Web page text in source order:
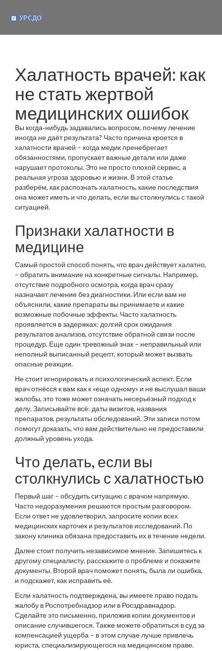
Халатность врачей: как
не стать жертвой
медицинских ошибок
Вы когда‑нибудь задавались вопросом, почему лечение
иногда не даёт результата? Часто причина кроется в
халатности врачей – когда медик пренебрегает
обязанностями, пропускает важные детали или даже
нарушает протоколы. Это не просто плохой сервис, а
реальная угроза здоровью и жизни. В этой статье
разберём, как распознать халатность, какие последствия
она может иметь и что делать, если вы столкнулись с такой
ситуацией.
Признаки халатности в
медицине
Самый простой способ понять, что врач действует халатно,
– обратить внимание на конкретные сигналы. Например,
отсутствие подробного осмотра, когда врач сразу
назначает лечение без диагностики. Или если вам не
объяснили, какие препараты вы принимаете и какие
возможные побочные эффекты. Часто халатность
проявляется в задержках: долгий срок ожидания
результатов анализов, отсутствие обратной связи после
процедур. Еще один тревожный знак – неправильный или
неполный выписанный рецепт, который может вызвать
опасные реакции.
Не стоит игнорировать и психологический аспект. Если
врач отнёсся к вам как к «еще одному» и не выслушал ваши
жалобы, это тоже может означать несерьёзный подход к
делу. Записывайте всё: даты визитов, названия
препаратов, результаты обследований. Эти записи потом
помогут доказать, что вам действительно не предоставили
должный уровень ухода.
Что делать, если вы
столкнулись с халатностью
Первый шаг – обсудить ситуацию с врачом напрямую.
Часто недоразумения решаются простым разговором.
Если ответ не удовлетворил, запросите копии всех
медицинских карточек и результатов исследований. По
закону клиника обязана предоставить их в течение недели.
Далее стоит получить независимое мнение. Запишитесь к
другому специалисту, расскажите о проблеме и покажите
документы. Второй врач поможет понять, была ли ошибка,
и подскажет, как исправить её.
Если халатность подтверждена, вы имеете право подать
жалобу в Роспотребнадзор или в Росздравнадзор.
Сделайте это письменно, приложив копии документов и
описание случившегося. Также можете обратиться в суд за
компенсацией ущерба – в этом случае лучше привлечь
юриста, специализирующегося на медицинском праве.